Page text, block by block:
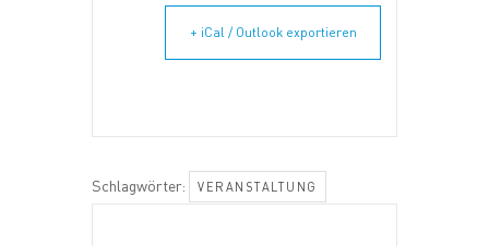
+ iCal / Outlook exportieren
Schlagwörter: VERANSTALTUNG